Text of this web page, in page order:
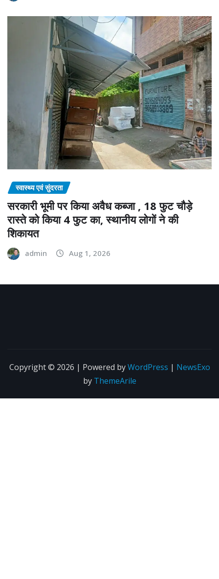
स्वास्थ्य एवं सुंदरता
सरकारी भूमी पर किया अवैध कब्जा , 18 फुट चौड़े
रास्ते को किया 4 फुट का, स्थानीय लोगों ने की
शिकायत
admin Aug 1, 2026
Copyright © 2026 | Powered byWordPress | NewsExo
by ThemeArile